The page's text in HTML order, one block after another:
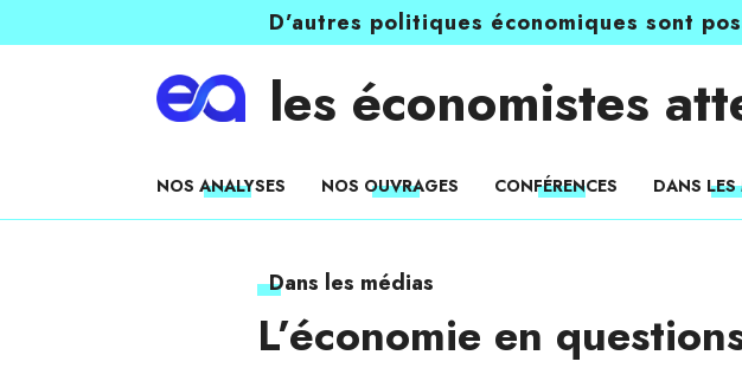
D’autres politiques économiques sont
les économistes
NOS ANALYSES NOS OUVRAGES CONFÉRENCES DANS LES
Dans les médias
L’économie en